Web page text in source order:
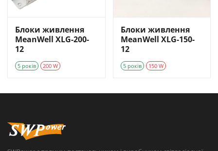
Блоки живлення
MeanWell XLG-200-
12
5 років 200 W
Блоки живлення
MeanWell XLG-150-
12
5 років 150 W